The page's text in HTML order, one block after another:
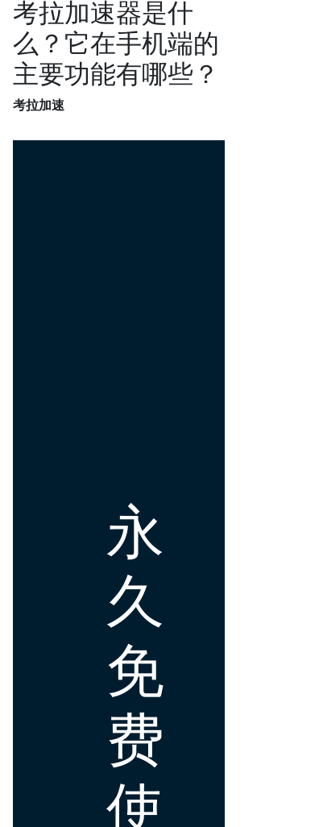
考拉加速器是什
么？它在手机端的
主要功能有哪些？
考拉加速
永
久
免
费
使